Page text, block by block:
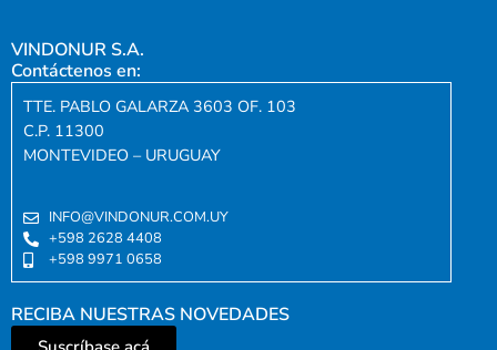
VINDONUR S.A.
Contáctenos en:
TTE. PABLO GALARZA 3603 OF. 103
C.P. 11300
MONTEVIDEO – URUGUAY
INFO@VINDONUR.COM.UY
+598 2628 4408
+598 9971 0658
RECIBA NUESTRAS NOVEDADES